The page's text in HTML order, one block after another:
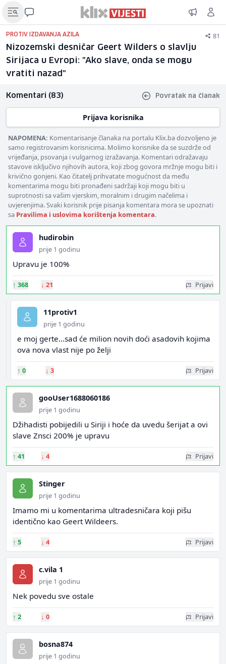
PROTIV IZDAVANJA AZILA 81
Nizozemski desničar Geert Wilders o slavlju
Sirijaca u Evropi: "Ako slave, onda se mogu
vratiti nazad"
Komentari (83) Povratak na članak
Prijava korisnika
NAPOMENA: Komentarisanje članaka na portalu Klix.ba dozvoljeno je
samo registrovanim korisnicima. Molimo korisnike da se suzdrže od
vrijeđanja, psovanja i vulgarnog izražavanja. Komentari odražavaju
stavove isključivo njihovih autora, koji zbog govora mržnje mogu biti i
krivično gonjeni. Kao čitatelj prihvatate mogućnost da među
komentarima mogu biti pronađeni sadržaji koji mogu biti u
suprotnosti sa vašim vjerskim, moralnim i drugim načelima i
uvjerenjima. Svaki korisnik prije pisanja komentara mora se upoznati
sa Pravilima i uslovima korištenja komentara.
hudirobin
prije 1 godinu
Upravu je 100%
↑ 368 ↓ 21 Prijavi
11protiv1
prije 1 godinu
e moj gerte...sad će milion novih doći asadovih kojima
ova nova vlast nije po želji
↑ 0 ↓ 3 Prijavi
gooUser1688060186
prije 1 godinu
Džihadisti pobijedili u Siriji i hoće da uvedu šerijat a ovi
slave Znsci 200% je upravu
↑ 41 ↓ 4 Prijavi
Stinger
prije 1 godinu
Imamo mi u komentarima ultradesničara koji pišu
identično kao Geert Wildeers.
↑ 5 ↓ 4 Prijavi
c.vila 1
prije 1 godinu
Nek povedu sve ostale
↑ 2 ↓ 0 Prijavi
bosna874
prije 1 godinu